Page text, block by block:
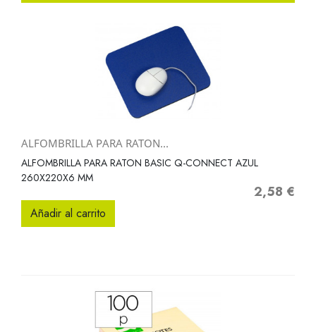
ALFOMBRILLA PARA RATON...
ALFOMBRILLA PARA RATON BASIC Q-CONNECT AZUL
260X220X6 MM
Precio
2,58 €
Añadir al carrito